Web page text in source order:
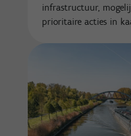
infrastructuur,
prioritaire acties in